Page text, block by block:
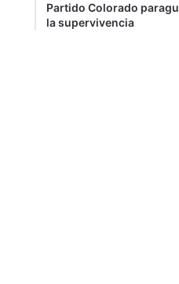
Partido Colorado
la supervivencia